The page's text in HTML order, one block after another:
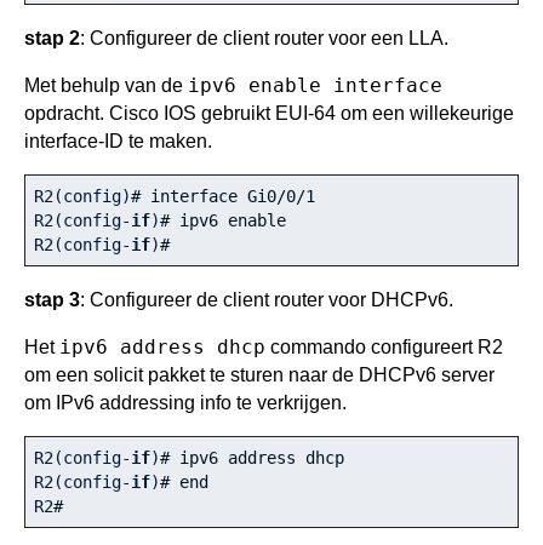
stap 2: Configureer de client router voor een LLA.
Met behulp van de ipv6 enable interface
opdracht. Cisco IOS gebruikt EUI-64 om een willekeurige
interface-ID te maken.
R2(config)# interface Gi0/0/1
R2(config-if)# ipv6 enable
R2(config-if)#
stap 3: Configureer de client router voor DHCPv6.
Het ipv6 address dhcp commando configureert R2
om een solicit pakket te sturen naar de DHCPv6 server
om IPv6 addressing info te verkrijgen.
R2(config-if)# ipv6 address dhcp
R2(config-if)# end
R2#